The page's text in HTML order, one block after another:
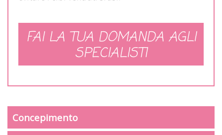
FAI LA TUA DOMANDA AGLI
SPECIALISTI
Concepimento